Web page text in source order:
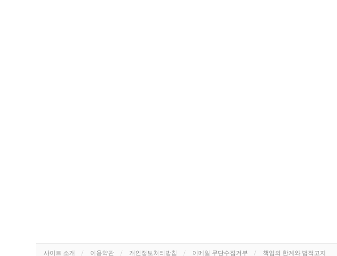
사이트 소개 이용약관 개인정보처리방침 이메일 무단수집거부 책임의 한계와 법적고지